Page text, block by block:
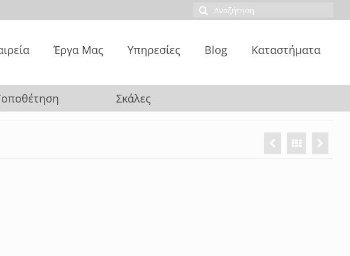
Αναζήτηση
για:
Έργα Μας Υπηρεσίες Blog Καταστήματα
Σκάλες